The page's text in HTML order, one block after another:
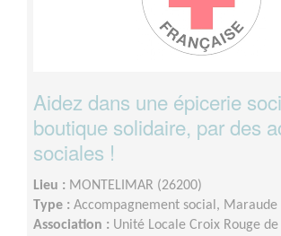
Aidez dans une épicerie
boutique solidaire, par des
sociales !
Lieu : MONTELIMAR (26200)
Type : Accompagnement social, Maraude
Association : Unité Locale Croix Rouge